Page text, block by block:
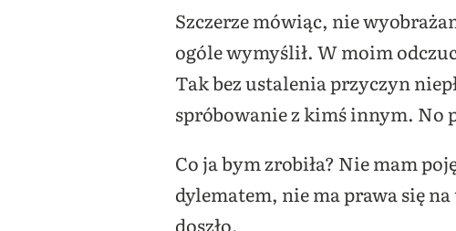
Szczerze mówiąc, nie
ogóle wymyślił. W moim
Tak bez ustalenia przyczyn
spróbowanie z kimś innym. No
Co ja bym zrobiła? Nie mam
dylematem, nie ma prawa się
doszło.